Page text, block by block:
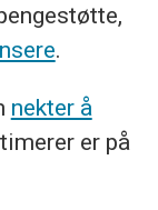
.
nekter å
er på